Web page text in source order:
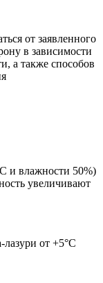
от заявленного
в зависимости
а также способов
и влажности 50%)
увеличивают
лазури от +5°C